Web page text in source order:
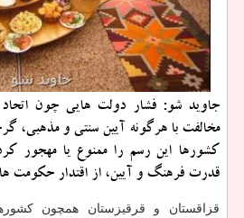
جاوید شو: فشار دولت هایی چون
مخالفت با هرگونه آیین سنتی و مذهبی،
کشورها این رسم را ممنوع یا مهجور
قدرت فرهنگ و آیین، از اقتدار حکومت
قزاقستان و قرقیزستان همچون